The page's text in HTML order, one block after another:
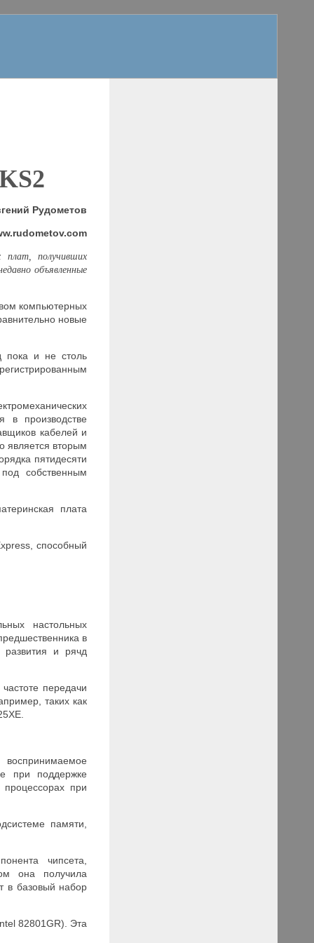
Рудометов
получивших
объявленные
компьютерных
новые
пока и не столь
производстве
кабелей и
является вторым
пятидесяти
собственным
плата
способный
настольных
в
и рячд
передачи
таких как
при поддержке
при
памяти,
чипсета,
она получила
в базовый набор
82801GR). Эта